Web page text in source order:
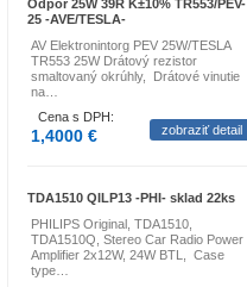
Odpor 25W 39R K±10% TR553/PEV-
25 -AVE/TESLA-
AV Elektronintorg PEV 25W/TESLA
TR553 25W Drátový rezistor
smaltovaný okrúhly, Drátové vinutie
na…
Cena s DPH:
1,4000 € zobraziť detail
TDA1510 QILP13 -PHI- sklad 22ks
PHILIPS Original, TDA1510,
TDA1510Q, Stereo Car Radio Power
Amplifier 2x12W, 24W BTL, Case
type…